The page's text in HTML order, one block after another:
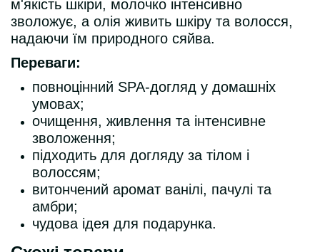
м'якість шкіри, молочко інтенсивно
зволожує, а олія живить шкіру та волосся,
надаючи їм природного сяйва.
Переваги:
повноцінний SPA-догляд у домашніх
умовах;
очищення, живлення та інтенсивне
зволоження;
підходить для догляду за тілом і
волоссям;
витончений аромат ванілі, пачулі та
амбри;
чудова ідея для подарунка.